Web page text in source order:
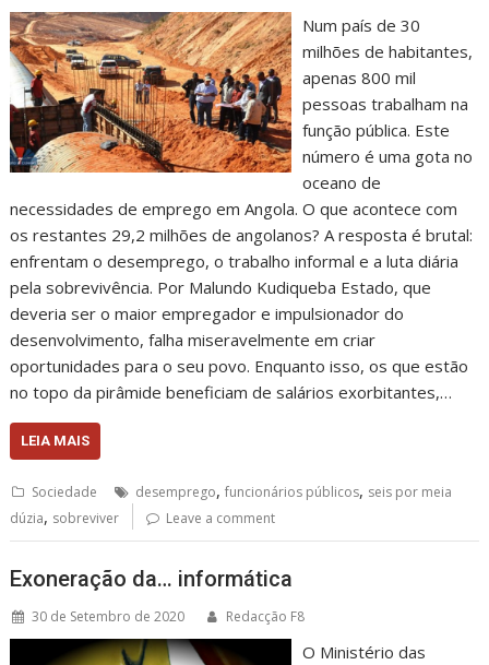
Num país de 30
milhões de habitantes,
apenas 800 mil
pessoas trabalham na
função pública. Este
número é uma gota no
oceano de
necessidades de emprego em Angola. O que acontece com
os restantes 29,2 milhões de angolanos? A resposta é brutal:
enfrentam o desemprego, o trabalho informal e a luta diária
pela sobrevivência. Por Malundo Kudiqueba Estado, que
deveria ser o maior empregador e impulsionador do
desenvolvimento, falha miseravelmente em criar
oportunidades para o seu povo. Enquanto isso, os que estão
no topo da pirâmide beneficiam de salários exorbitantes,…
LEIA MAIS
Sociedade desemprego,funcionários públicos, seis por meia
dúzia, sobreviver Leave a comment
Exoneração da… informática
30 de Setembro de 2020 Redacção F8
O Ministério das